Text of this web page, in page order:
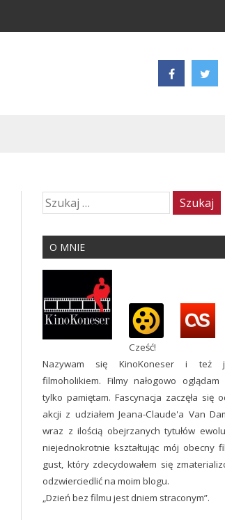
O MNIE
Cześć!
Nazywam się KinoKoneser i też
filmoholikiem. Filmy nałogowo oglądam
tylko pamiętam. Fascynacja zaczęła się
akcji z udziałem Jeana-Claude'a Van
wraz z ilością obejrzanych tytułów
niejednokrotnie kształtując mój obecny
gust, który zdecydowałem się
odzwierciedlić na moim blogu.
„Dzień bez filmu jest dniem straconym”.